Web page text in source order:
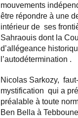
mouvements
être répondre à une
intérieur de ses
Sahraouis dont la
d’allégeance
l’autodétermination .
Nicolas Sarkozy,
mystification qui a
préalable à toute
Ben Bella à